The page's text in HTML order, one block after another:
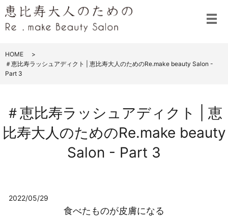
メ
HOME
＃恵比寿ラッシュアディクト | 恵比寿大人のためのRe.make beauty Salon -
Part 3
＃恵比寿ラッシュアディクト | 恵
比寿大人のためのRe.make beauty
Salon - Part 3
2022/05/29
食べたものが皮膚になる